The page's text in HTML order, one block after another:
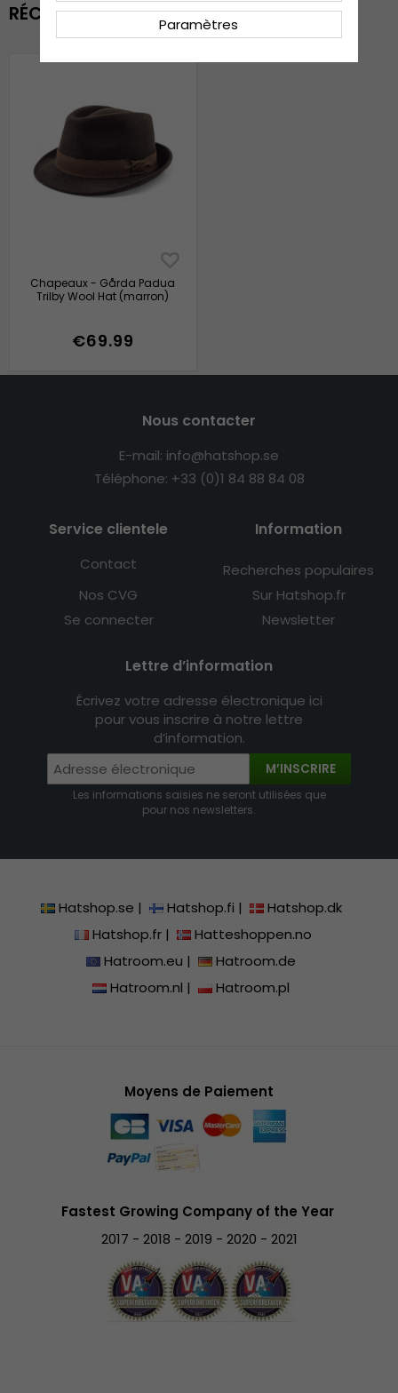
RÉCEMMENT VU
Chapeaux - Gårda Padua
Trilby Wool Hat (marron)
€69.99
Nous contacter
E-mail: info@hatshop.se
Téléphone: +33 (0)1 84 88 84 08
Service clientele
Contact
Nos CVG
Se connecter
Information
Recherches populaires
Sur Hatshop.fr
Newsletter
Lettre d’information
Écrivez votre adresse électronique ici
pour vous inscrire à notre lettre
d’information.
M’INSCRIRE
Les informations saisies ne seront utilisées que
pour nos newsletters.
Hatshop.se | Hatshop.fi |
Hatshop.dk
Hatshop.fr|
Hatteshoppen.no
Hatroom.eu |
Hatroom.de
Hatroom.nl | Hatroom.pl
Moyens de Paiement
Fastest Growing Company of the Year
2017 - 2018 - 2019 - 2020 - 2021
Paramètres